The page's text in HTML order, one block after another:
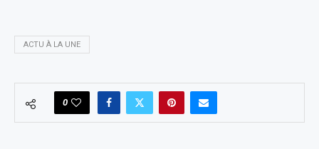
ACTU À LA UNE
0